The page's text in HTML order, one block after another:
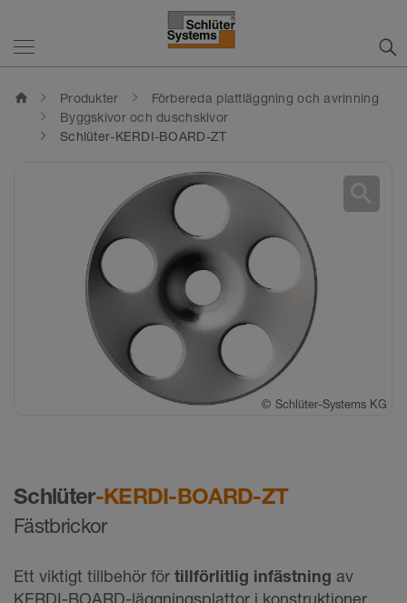
home Produkter
Förbereda plattläggning och avrinning
Byggskivor och duschskivor
Schlüter-KERDI-BOARD-ZT
Schlüter-KERDI-BOARD-ZT
Fästbrickor
Ett viktigt tillbehör för tillförlitlig infästning av
KERDI-BOARD-läggningsplattor i konstruktioner
© Schlüter-Systems KG